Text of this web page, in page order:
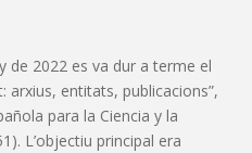
de 2022 es va dur a terme el
entitats, publicacions”,
para la Ciencia y la
L’objectiu principal era